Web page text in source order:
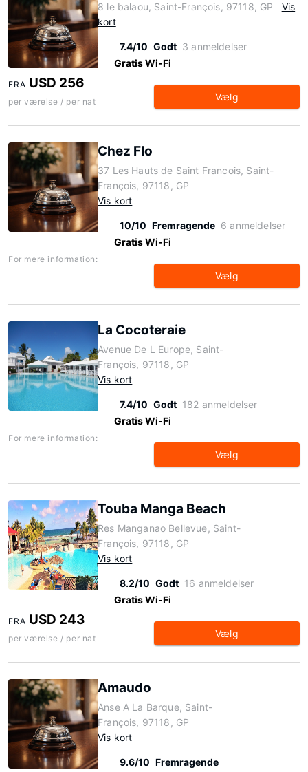
8 le balaou, Saint-François, 97118, GP
Vis
kort
7.4/10 Godt 3 anmeldelser
Gratis Wi-Fi
FRA USD 256
per værelse / per nat Vælg
Chez Flo
37 Les Hauts de Saint Francois, Saint-
François, 97118, GP
Vis kort
10/10 Fremragende 6 anmeldelser
Gratis Wi-Fi
For mere information:
Vælg
La Cocoteraie
Avenue De L Europe, Saint-
François, 97118, GP
Vis kort
7.4/10 Godt 182 anmeldelser
Gratis Wi-Fi
For mere information:
Vælg
Touba Manga Beach
Res Manganao Bellevue, Saint-
François, 97118, GP
Vis kort
8.2/10 Godt 16 anmeldelser
Gratis Wi-Fi
FRA USD 243
per værelse / per nat Vælg
Amaudo
Anse A La Barque, Saint-
François, 97118, GP
Vis kort
9.6/10 Fremragende